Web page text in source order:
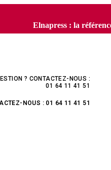
Elnapress : la
? CONTACTEZ-NOUS :
01 64 11 41 51
NOUS : 01 64 11 41 51